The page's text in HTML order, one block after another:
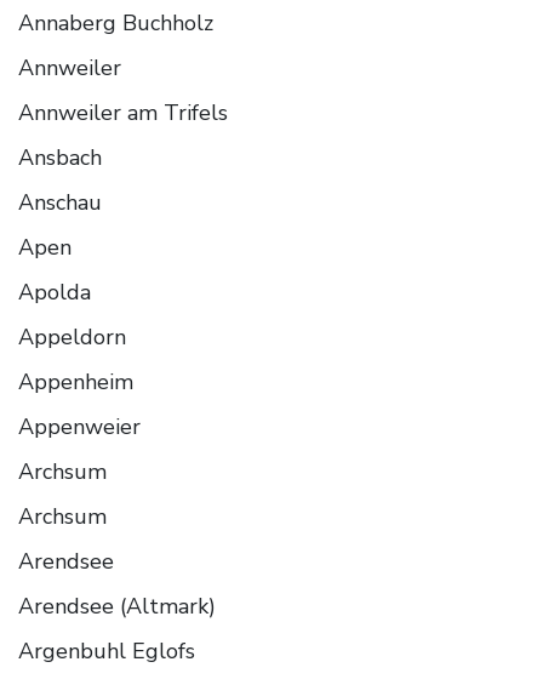
Annaberg Buchholz
Annweiler
Annweiler am Trifels
Ansbach
Anschau
Apen
Apolda
Appeldorn
Appenheim
Appenweier
Archsum
Archsum
Arendsee
Arendsee (Altmark)
Argenbuhl Eglofs